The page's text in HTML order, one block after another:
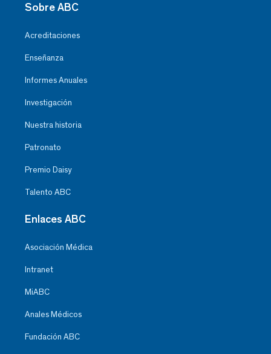
Sobre ABC
Acreditaciones
Enseñanza
Informes Anuales
Investigación
Nuestra historia
Patronato
Premio Daisy
Talento ABC
Enlaces ABC
Asociación Médica
Intranet
MiABC
Anales Médicos
Fundación ABC